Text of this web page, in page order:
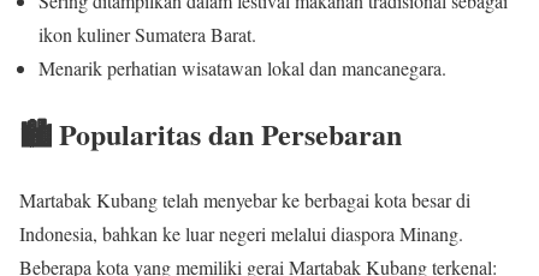
ikon kuliner Sumatera Barat.
Menarik perhatian wisatawan lokal dan mancanegara.
🏙️ Popularitas dan Persebaran
Martabak Kubang telah menyebar ke berbagai kota besar di
Indonesia, bahkan ke luar negeri melalui diaspora Minang.
Beberapa kota yang memiliki gerai Martabak Kubang terkenal: